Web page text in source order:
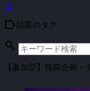
る
label話題のタグ
search
【参加型】投稿企画・